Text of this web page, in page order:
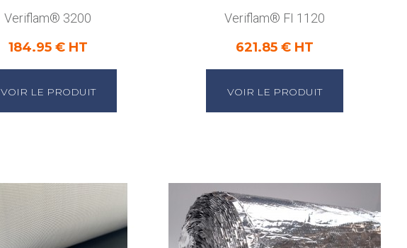
Veriflam® 3200
184.95 € HT
VOIR LE PRODUIT
Veriflam® FI 1120
621.85 € HT
VOIR LE PRODUIT